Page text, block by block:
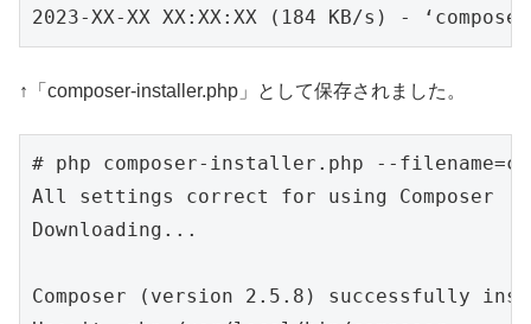
2023-XX-XX XX:XX:XX (184 KB/s) -
↑「composer-installer.php」として保存されました。
# php composer-installer.php --
All settings correct for using Composer
Downloading...
Composer (version 2.5.8) successfully